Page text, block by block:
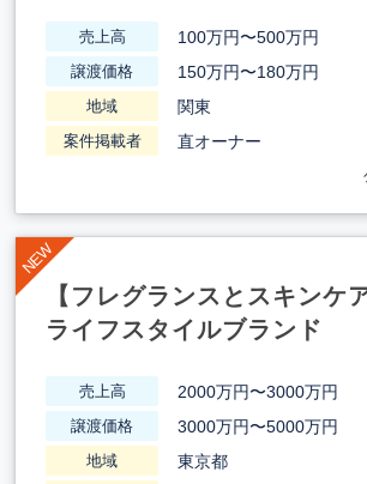
売上高 100万円〜500万円
譲渡価格 150万円〜180万円
地域 関東
案件掲載者 直オーナー
【フレグランスとスキンケ
ライフスタイルブランド
売上高 2000万円〜3000万円
譲渡価格 3000万円〜5000万円
地域 東京都